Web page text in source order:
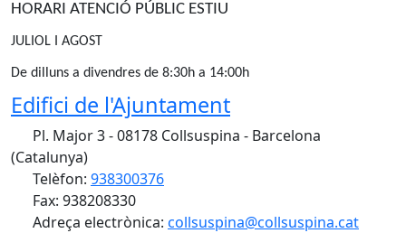
HORARI ATENCIÓ PÚBLIC ESTIU
JULIOL I AGOST
De dilluns a divendres de 8:30h a 14:00h
Edifici de l'Ajuntament
Pl. Major 3 - 08178 Collsuspina - Barcelona
(Catalunya)
Telèfon: 938300376
Fax: 938208330
Adreça electrònica: collsuspina@collsuspina.cat